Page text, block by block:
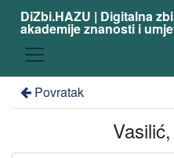
DiZbi.HAZU | Digitalna
akademije znanosti i
Povratak